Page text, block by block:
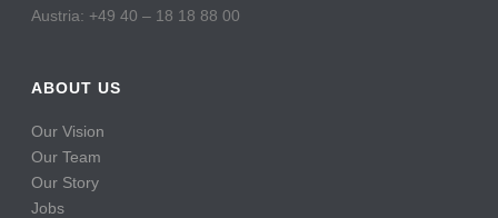
Austria: +49 40 – 18 18 88 00
ABOUT US
Our Vision
Our Team
Our Story
Jobs